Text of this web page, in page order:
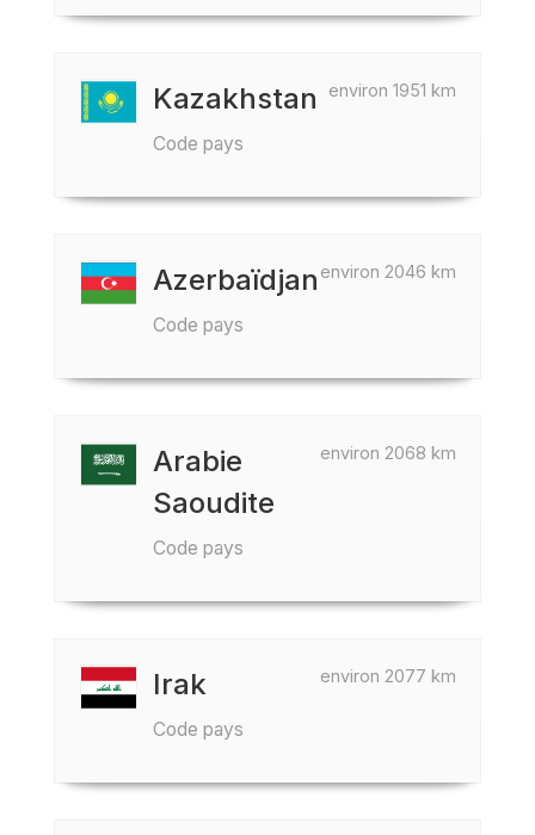
environ 1951 km
Kazakhstan
Code pays
environ 2046 km
Azerbaïdjan
Code pays
environ 2068 km
Arabie
Saoudite
Code pays
environ 2077 km
Irak
Code pays